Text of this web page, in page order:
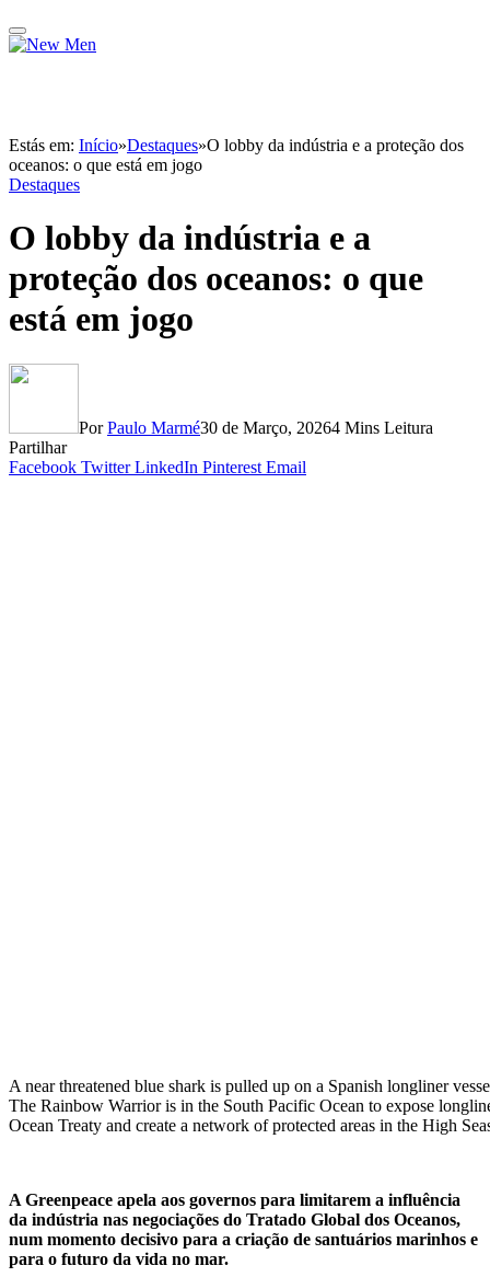
Estás em: Início»Destaques»O lobby da indústria e a proteção dos
oceanos: o que está em jogo
Destaques
O lobby da indústria e a
proteção dos oceanos: o que
está em jogo
Por Paulo Marmé30 de Março, 20264 Mins Leitura
Partilhar
Facebook Twitter LinkedIn Pinterest Email
A near threatened blue shark is pulled up on a Spanish longliner
The Rainbow Warrior is in the South Pacific Ocean to expose
Ocean Treaty and create a network of protected areas in the High
A Greenpeace apela aos governos para limitarem a influência
da indústria nas negociações do Tratado Global dos Oceanos,
num momento decisivo para a criação de santuários marinhos e
para o futuro da vida no mar.